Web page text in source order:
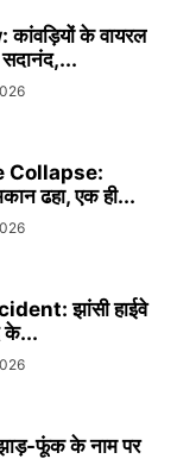
के वायरल
सदानंद,...
Collapse:
ढहा, एक ही...
झांसी हाईवे
के...
फूंक के नाम पर